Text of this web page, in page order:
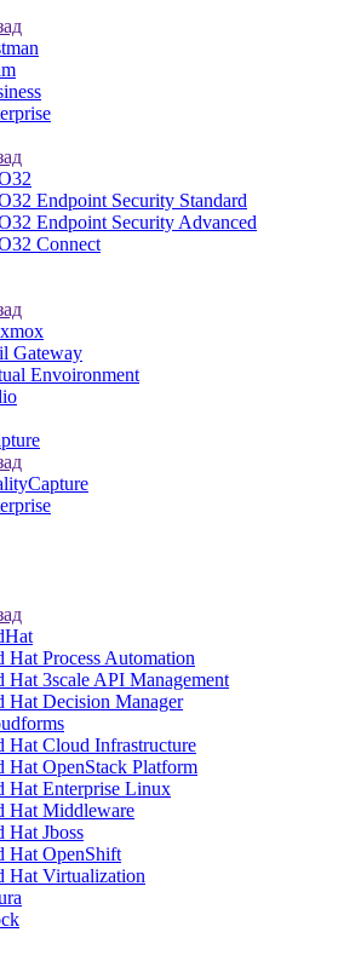
Endpoint Security Standard
Endpoint Security Advanced
Connect
Gateway
Envoironment
Hat Process Automation
Hat 3scale API Management
Hat Decision Manager
Hat Cloud Infrastructure
Hat OpenStack Platform
Hat Enterprise Linux
Hat Middleware
Hat Jboss
Hat OpenShift
Hat Virtualization